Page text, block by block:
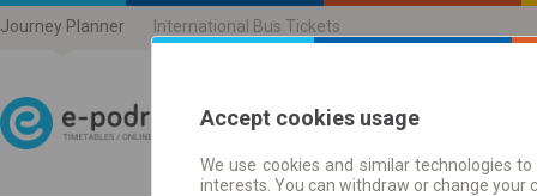
Journey Planner International Bus Tickets
Journey planner |
Accept cookies usage
We use cookies and similar technologies
interests. You can withdraw or change